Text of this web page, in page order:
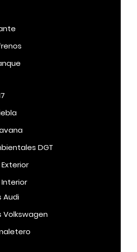
DGT
Audi
Volkswagen